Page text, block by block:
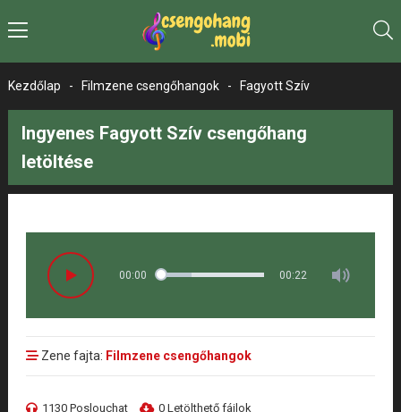
Kezdőlap - Filmzene csengőhangok - Fagyott Szív
Ingyenes Fagyott Szív csengőhang
letöltése
00:00 00:22
Zene fajta: Filmzene csengőhangok
1130 Poslouchat 0 Letölthető fájlok